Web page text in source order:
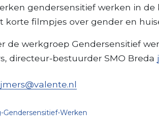
gendersensitief werken in
korte filmpjes over gender en
de werkgroep Gendersensitief
directeur-bestuurder SMO Breda
Gendersensitief-Werken